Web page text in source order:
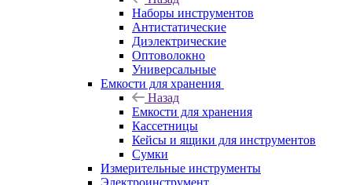
Наборы инструментов
Антистатические
Диэлектрические
Оптоволокно
Универсальные
Емкости для хранения
Назад
Емкости для хранения
Кассетницы
Кейсы и ящики для инструментов
Сумки
Измерительные инструменты
Электроинструмент